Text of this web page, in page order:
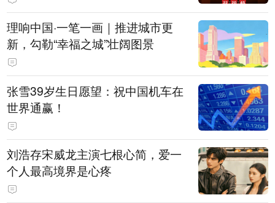
理响中国·一笔一画｜推进城市更
新，勾勒“幸福之城”壮阔图景
张雪39岁生日愿望：祝中国机车在
世界通赢！
刘浩存宋威龙主演七根心简，爱一
个人最高境界是心疼